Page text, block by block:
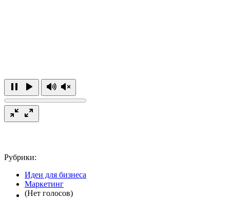
Рубрики:
Идеи для бизнеса
Маркетинг
(Нет голосов)